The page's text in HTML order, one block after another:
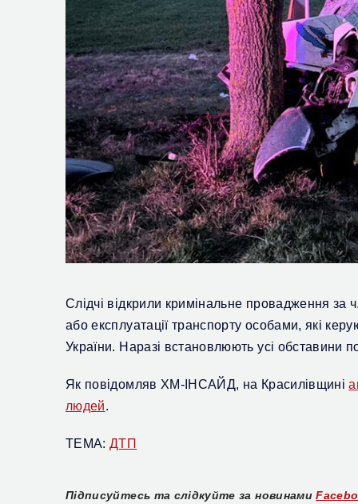
Слідчі відкрили кримінальне провадження за
або експлуатації транспорту особами, які
України. Н аразі встановлюють усі обставини
Як повідомляв ХМ-ІНСАЙД, на Красилівщині
людей.
ТЕМА:ДТП
Підписуйтесь та слідкуйте за новинами